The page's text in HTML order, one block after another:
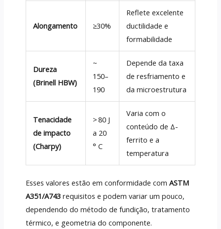
Alongamento ≥30%
Reflete excelente
ductilidade e
formabilidade
Dureza
(Brinell HBW)
~
150–
190
Depende da taxa
de resfriamento e
da microestrutura
Tenacidade
de impacto
(Charpy)
> 80 J
a 20
° C
Varia com o
conteúdo de Δ-
ferrito e a
temperatura
Esses valores estão em conformidade com ASTM
A351/A743requisitos e podem variar um pouco,
dependendo do método de fundição, tratamento
térmico, e geometria do componente.